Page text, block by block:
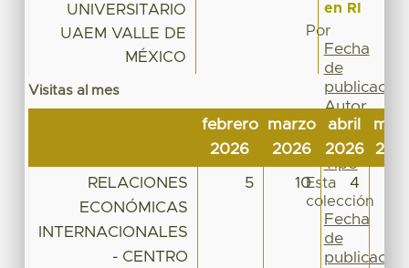
UNIVERSITARIO
UAEM VALLE DE
MÉXICO
Visitas al mes
febrero
2026
marzo
2026
abril
2026
RELACIONES
ECONÓMICAS
INTERNACIONALES
- CENTRO
5 10 4
en RI
Por
Fecha
de
publicación
Autor
Título
Materia
Tipo
Esta
colección
Fecha
de
publicación